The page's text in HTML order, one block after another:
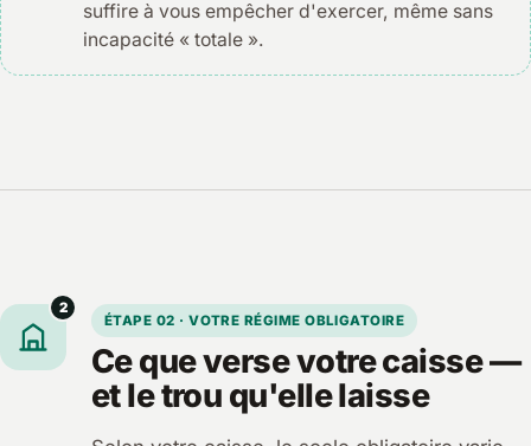
suffire à vous empêcher d'exercer, même sans
incapacité « totale ».
2
ÉTAPE 02 · VOTRE RÉGIME OBLIGATOIRE
Ce que verse votre caisse —
et le trou qu'elle laisse